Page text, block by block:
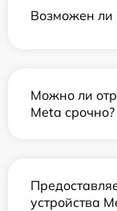
Возможен ли
Можно ли
Meta срочно?
устройства